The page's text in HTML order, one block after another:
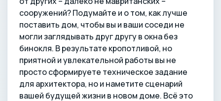
сооружений? Подумайте и о том, как лучше
поставить дом, чтобы вы и ваши соседи не
могли заглядывать друг другу в окна без
бинокля. В результате кропотливой, но
приятной и увлекательной работы вы не
просто сформируете техническое задание
для архитектора, но и наметите сценарий
вашей будущей жизни в новом доме. Всё это